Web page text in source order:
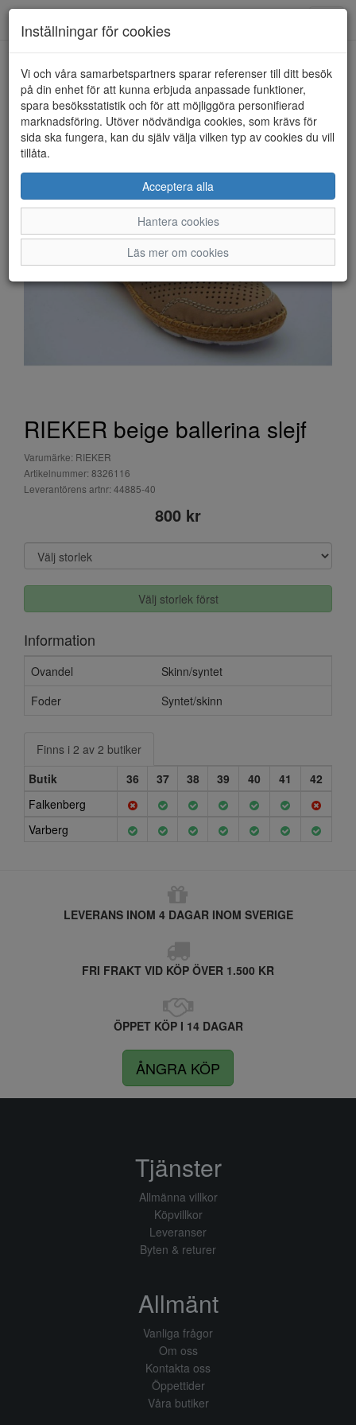
HEM RIEKER
RIEKER beige ballerina slejf
Varumärke: RIEKER
Artikelnummer: 8326116
Leverantörens artnr: 44885-40
800 kr
Välj storlek först
Information
Ovandel
Skinn/syntet
Foder
Syntet/skinn
Finns i 2 av 2 butiker
Butik
36 37 38 39 40 41
42
Falkenberg
Varberg
LEVERANS INOM 4 DAGAR INOM SVERIGE
FRI FRAKT VID KÖP ÖVER 1.500 KR
ÖPPET KÖP I 14 DAGAR
ÅNGRA KÖP
Inställningar för cookies
Vi och våra samarbetspartners sparar referenser till ditt besök
på din enhet för att kunna erbjuda anpassade funktioner,
spara besöksstatistik och för att möjliggöra personifierad
marknadsföring. Utöver nödvändiga cookies, som krävs för
sida ska fungera, kan du själv välja vilken typ av cookies du vill
tillåta.
Acceptera alla
Hantera cookies
Läs mer om cookies
Tjänster
Allmänna villkor
Köpvillkor
Leveranser
Byten & returer
Allmänt
Vanliga frågor
Om oss
Kontakta oss
Öppettider
Våra butiker